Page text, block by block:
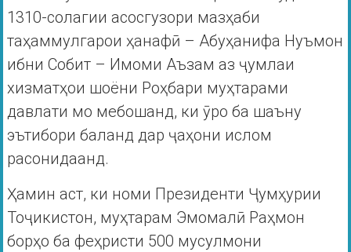
1310-солагии асосгузори мазҳаби
таҳаммулгарои ҳанафӣ – Абуҳанифа Нуъмон
ибни Собит – Имоми Аъзам аз ҷумлаи
хизматҳои шоёни Роҳбари муҳтарами
давлати мо мебошанд, ки ӯро ба шаъну
эътибори баланд дар ҷаҳони ислом
расонидаанд.
Ҳамин аст, ки номи Президенти Ҷумҳурии
Тоҷикистон, муҳтарам Эмомалӣ Раҳмон
борҳо ба феҳристи 500 мусулмони